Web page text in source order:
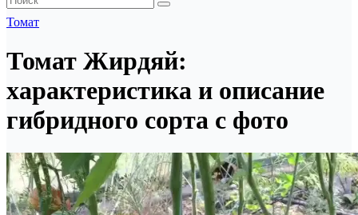
Томат
Томат Жирдяй:
характеристика и описание
гибридного сорта с фото